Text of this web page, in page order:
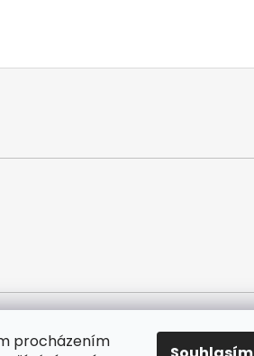
procházením